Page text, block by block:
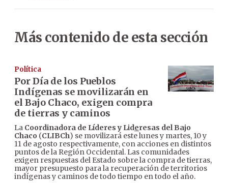
Más contenido de esta sección
Política
Por Día de los Pueblos
Indígenas se movilizarán en
el Bajo Chaco, exigen compra
de tierras y caminos
La Coordinadora de Líderes y Lideresas del Bajo
Chaco (CLIBCh) se movilizará este lunes y martes, 10 y
11 de agosto respectivamente, con acciones en distintos
puntos de la Región Occidental. Las comunidades
exigen respuestas del Estado sobre la compra de tierras,
mayor presupuesto para la recuperación de territorios
indígenas y caminos de todo tiempo en todo el año.